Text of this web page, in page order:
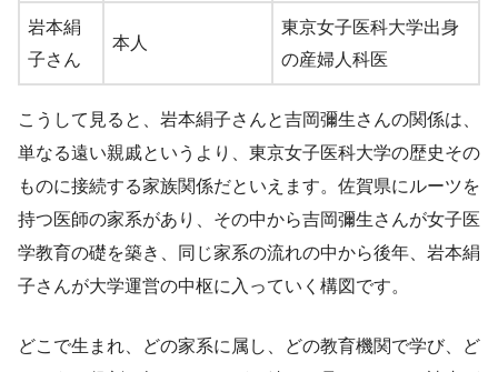
岩本絹
子さん
本人
東京女子医科大学出身
の産婦人科医
こうして見ると、岩本絹子さんと吉岡彌生さんの関係は、
単なる遠い親戚というより、東京女子医科大学の歴史その
ものに接続する家族関係だといえます。佐賀県にルーツを
持つ医師の家系があり、その中から吉岡彌生さんが女子医
学教育の礎を築き、同じ家系の流れの中から後年、岩本絹
子さんが大学運営の中枢に入っていく構図です。
どこで生まれ、どの家系に属し、どの教育機関で学び、ど